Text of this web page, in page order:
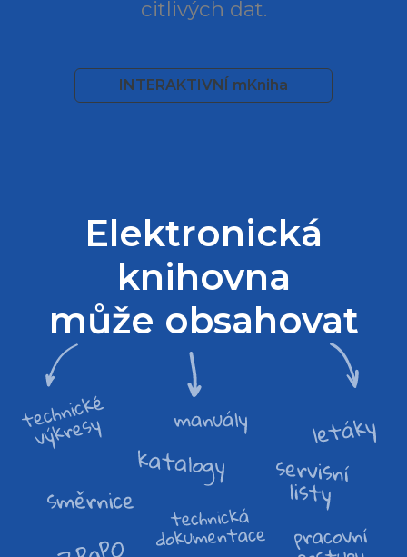
citlivých dat.
INTERAKTIVNÍ mKniha
Elektronická
knihovna
může obsahovat